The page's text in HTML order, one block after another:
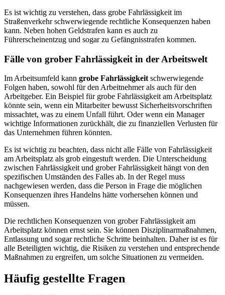
Es ist wichtig zu verstehen, dass grobe Fahrlässigkeit im
Straßenverkehr schwerwiegende rechtliche Konsequenzen haben
kann. Neben hohen Geldstrafen kann es auch zu
Führerscheinentzug und sogar zu Gefängnisstrafen kommen.
Fälle von grober Fahrlässigkeit in der Arbeitswelt
Im Arbeitsumfeld kann grobe Fahrlässigkeit schwerwiegende
Folgen haben, sowohl für den Arbeitnehmer als auch für den
Arbeitgeber. Ein Beispiel für grobe Fahrlässigkeit am Arbeitsplatz
könnte sein, wenn ein Mitarbeiter bewusst Sicherheitsvorschriften
missachtet, was zu einem Unfall führt. Oder wenn ein Manager
wichtige Informationen zurückhält, die zu finanziellen Verlusten für
das Unternehmen führen könnten.
Es ist wichtig zu beachten, dass nicht alle Fälle von Fahrlässigkeit
am Arbeitsplatz als grob eingestuft werden. Die Unterscheidung
zwischen Fahrlässigkeit und grober Fahrlässigkeit hängt von den
spezifischen Umständen des Falles ab. In der Regel muss
nachgewiesen werden, dass die Person in Frage die möglichen
Konsequenzen ihres Handelns hätte vorhersehen können und
müssen.
Die rechtlichen Konsequenzen von grober Fahrlässigkeit am
Arbeitsplatz können ernst sein. Sie können Disziplinarmaßnahmen,
Entlassung und sogar rechtliche Schritte beinhalten. Daher ist es für
alle Beteiligten wichtig, die Risiken zu verstehen und entsprechende
Maßnahmen zu ergreifen, um solche Situationen zu vermeiden.
Häufig gestellte Fragen